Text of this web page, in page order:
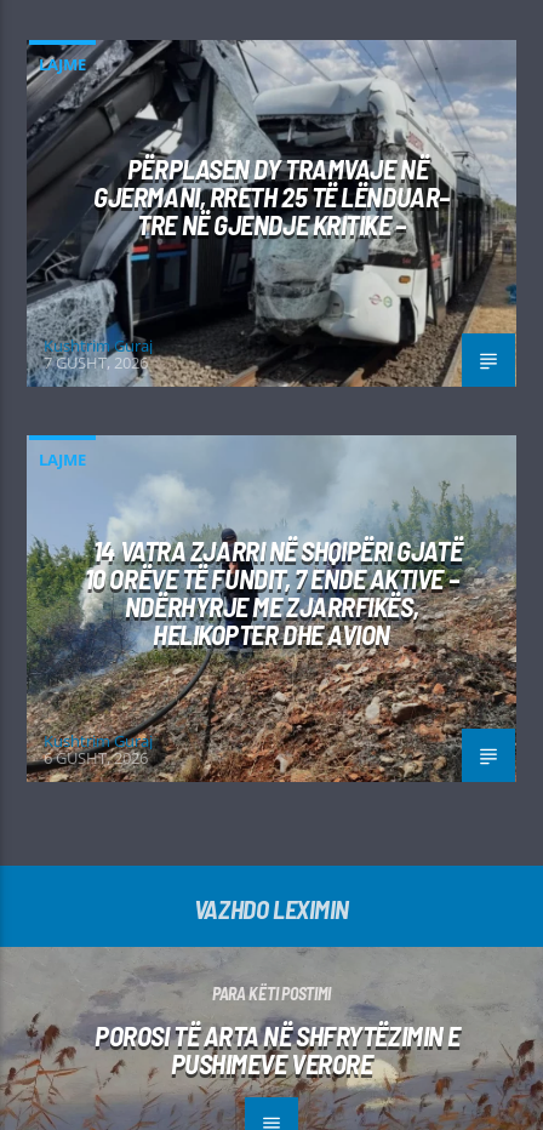
LAJME
PËRPLASEN DY TRAMVAJE NË
GJERMANI, RRETH 25 TË LËNDUAR–
TRE NË GJENDJE KRITIKE –
Kushtrim Guraj
7 GUSHT, 2026
LAJME
14 VATRA ZJARRI NË SHQIPËRI GJATË
10 ORËVE TË FUNDIT, 7 ENDE AKTIVE –
NDËRHYRJE ME ZJARRFIKËS,
HELIKOPTER DHE AVION
Kushtrim Guraj
6 GUSHT, 2026
VAZHDO LEXIMIN
PARA KËTI POSTIMI
POROSI TË ARTA NË SHFRYTËZIMIN E
PUSHIMEVE VERORE